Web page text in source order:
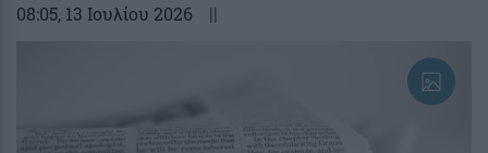
08:05, 13 Ιουλίου 2026 ||